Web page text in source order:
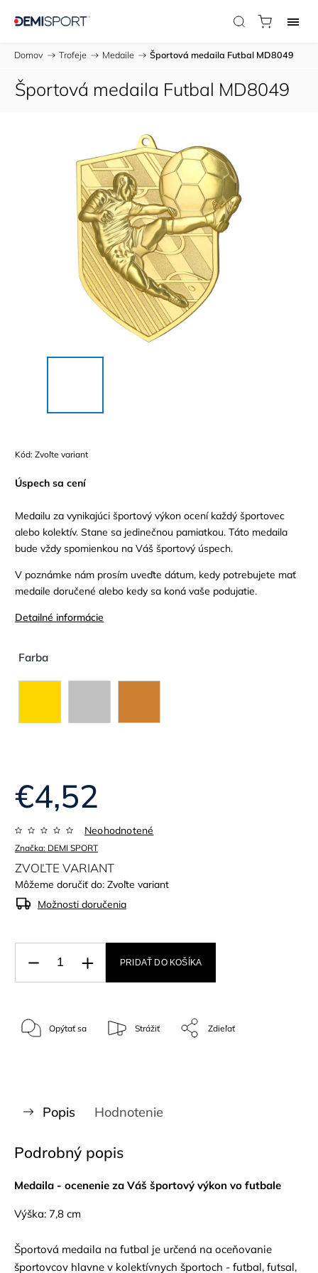
Domov / Trofeje / Medaile / Športová medaila Futbal MD8049
Športová medaila Futbal MD8049
Kód: Zvoľte variant
Úspech sa cení
Medailu za vynikajúci športový výkon ocení každý športovec
alebo kolektív. Stane sa jedinečnou pamiatkou. Táto medaila
bude vždy spomienkou na Váš športový úspech.
V poznámke nám prosím uveďte dátum, kedy potrebujete mať
medaile doručené alebo kedy sa koná vaše podujatie.
Detailné informácie
Farba
Značka: DEMI SPORT
Neohodnotené
€4,52
ZVOĽTE VARIANT
Môžeme doručiť do: Zvoľte variant
Možnosti doručenia
PRIDAŤ DO KOŠÍKA
Opýtať sa Strážiť Zdieľať
Popis Hodnotenie
Podrobný popis
Medaila - ocenenie za Váš športový výkon vo futbale
Výška: 7,8 cm
Športová medaila na futbal je určená na oceňovanie
športovcov hlavne v kolektívnych športoch - futbal, futsal,